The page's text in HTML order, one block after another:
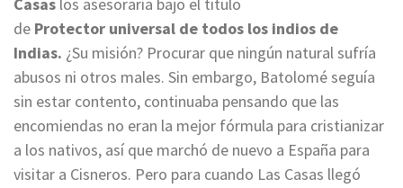
de Protector universal de todos los indios de
Indias. ¿Su misión? Procurar que ningún natural sufría
abusos ni otros males. Sin embargo, Batolomé seguía
sin estar contento, continuaba pensando que las
encomiendas no eran la mejor fórmula para cristianizar
a los nativos, así que marchó de nuevo a España para
visitar a Cisneros. Pero para cuando Las Casas llegó